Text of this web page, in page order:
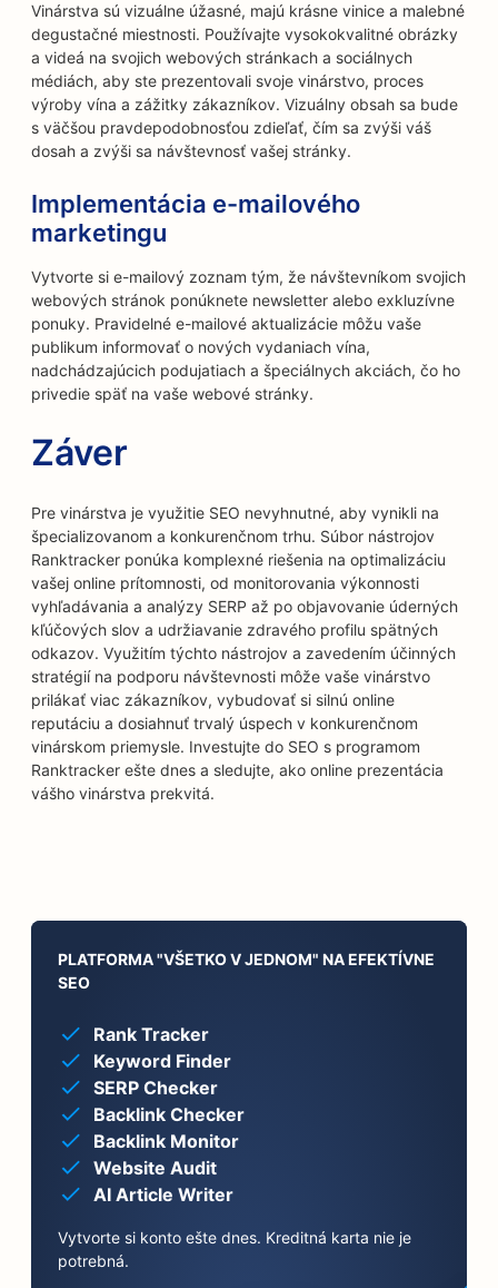
Vinárstva sú vizuálne úžasné, majú krásne vinice a malebné
degustačné miestnosti. Používajte vysokokvalitné obrázky
a videá na svojich webových stránkach a sociálnych
médiách, aby ste prezentovali svoje vinárstvo, proces
výroby vína a zážitky zákazníkov. Vizuálny obsah sa bude
s väčšou pravdepodobnosťou zdieľať, čím sa zvýši váš
dosah a zvýši sa návštevnosť vašej stránky.
Implementácia e-mailového
marketingu
Vytvorte si e-mailový zoznam tým, že návštevníkom svojich
webových stránok ponúknete newsletter alebo exkluzívne
ponuky. Pravidelné e-mailové aktualizácie môžu vaše
publikum informovať o nových vydaniach vína,
nadchádzajúcich podujatiach a špeciálnych akciách, čo ho
privedie späť na vaše webové stránky.
Záver
Pre vinárstva je využitie SEO nevyhnutné, aby vynikli na
špecializovanom a konkurenčnom trhu. Súbor nástrojov
Ranktracker ponúka komplexné riešenia na optimalizáciu
vašej online prítomnosti, od monitorovania výkonnosti
vyhľadávania a analýzy SERP až po objavovanie úderných
kľúčových slov a udržiavanie zdravého profilu spätných
odkazov. Využitím týchto nástrojov a zavedením účinných
stratégií na podporu návštevnosti môže vaše vinárstvo
prilákať viac zákazníkov, vybudovať si silnú online
reputáciu a dosiahnuť trvalý úspech v konkurenčnom
vinárskom priemysle. Investujte do SEO s programom
Ranktracker ešte dnes a sledujte, ako online prezentácia
vášho vinárstva prekvitá.
PLATFORMA "VŠETKO V JEDNOM" NA EFEKTÍVNE
SEO
Rank Tracker
Keyword Finder
SERP Checker
Backlink Checker
Backlink Monitor
Website Audit
AI Article Writer
Vytvorte si konto ešte dnes. Kreditná karta nie je
potrebná.